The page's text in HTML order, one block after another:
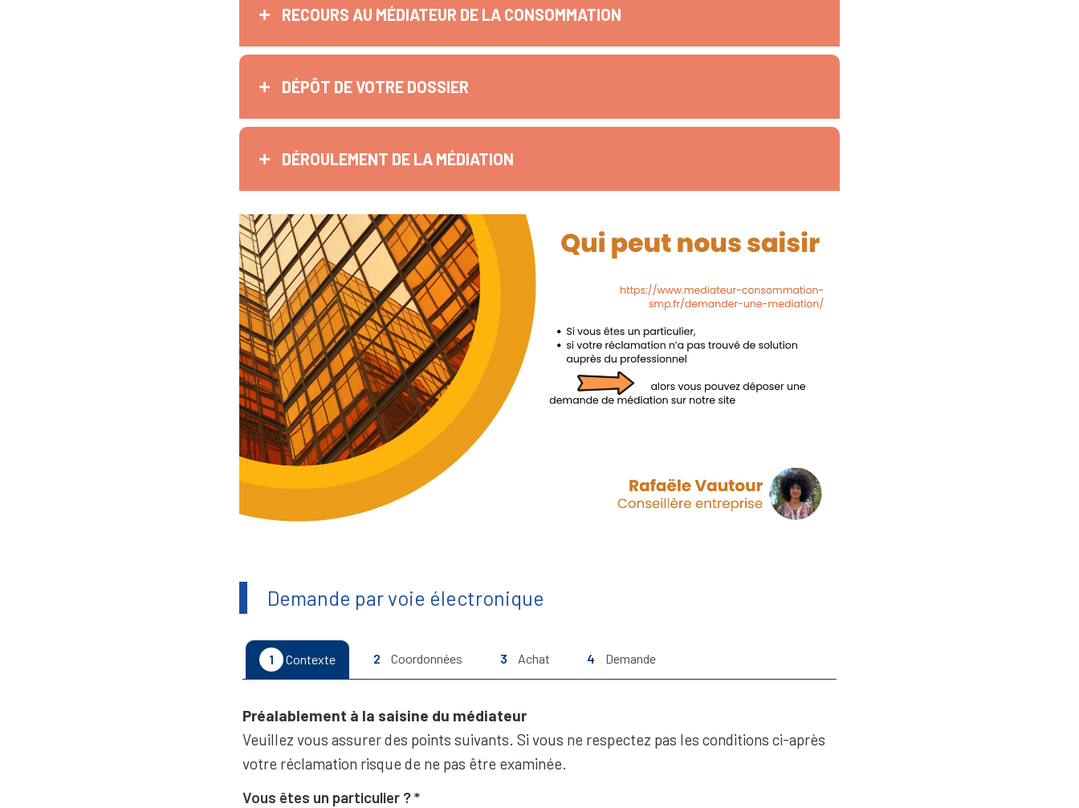
RECOURS AU MÉDIATEUR DE LA CONSOMMATION
DÉPÔT DE VOTRE DOSSIER
DÉROULEMENT DE LA MÉDIATION
Demande par voie électronique
1 Contexte 2 Coordonnées 3 Achat 4 Demande
Préalablement à la saisine du médiateur
Veuillez vous assurer des points suivants. Si vous ne respectez pas les conditions ci-après
votre réclamation risque de ne pas être examinée.
Vous êtes un particulier ?